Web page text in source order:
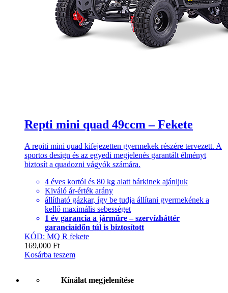
Repti mini quad 49ccm – Fekete
A repiti mini quad kifejezetten gyermekek részére tervezett. A
sportos design és az egyedi megjelenés garantált élményt
biztosít a quadozni vágyók számára.
4 éves kortól és 80 kg alatt bárkinek ajánljuk
Kiváló ár-érték arány
állítható gázkar, így be tudja állítani gyermekének a
kellő maximális sebességet
1 év garancia a járműre – szervízháttér
garanciaidőn túl is biztosított
KÓD: MQ R fekete
169,000 Ft
Kosárba teszem
Kínálat megjelenítése